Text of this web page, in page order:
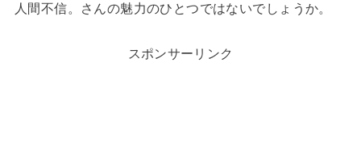
人間不信。さんの魅力のひとつではないでしょうか。
スポンサーリンク